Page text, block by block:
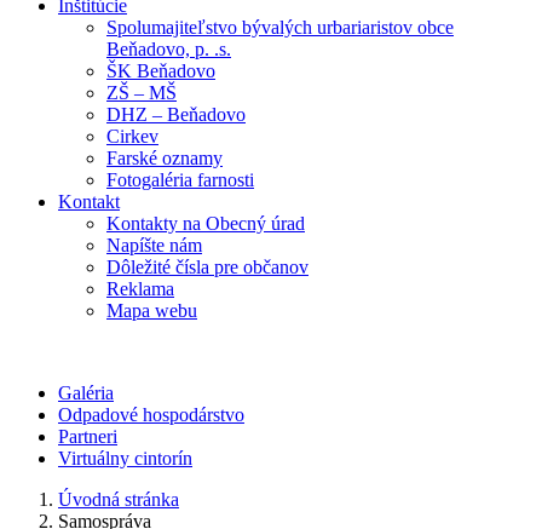
Inštitúcie
Spolumajiteľstvo bývalých urbariaristov obce
Beňadovo, p. .s.
ŠK Beňadovo
ZŠ – MŠ
DHZ – Beňadovo
Cirkev
Farské oznamy
Fotogaléria farnosti
Kontakt
Kontakty na Obecný úrad
Napíšte nám
Dôležité čísla pre občanov
Reklama
Mapa webu
Galéria
Odpadové hospodárstvo
Partneri
Virtuálny cintorín
Úvodná stránka
Samospráva